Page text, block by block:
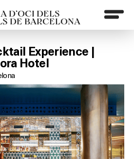
D’OCI DELS
DE BARCELONA
Experience |
Hotel